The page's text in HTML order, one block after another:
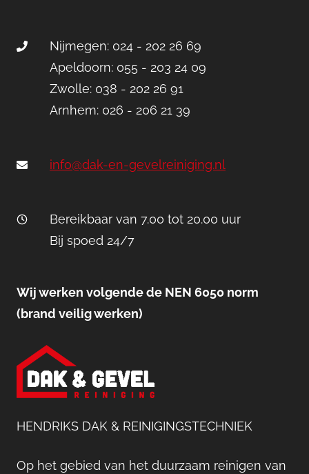
Nijmegen: 024 - 202 26 69
Apeldoorn: 055 - 203 24 09
Zwolle: 038 - 202 26 91
Arnhem: 026 - 206 21 39
info@dak-en-gevelreiniging.nl
Bereikbaar van 7.00 tot 20.00 uur
Bij spoed 24/7
Wij werken volgende de NEN 6050 norm
(brand veilig werken)
HENDRIKS DAK & REINIGINGSTECHNIEK
Op het gebied van het duurzaam reinigen van